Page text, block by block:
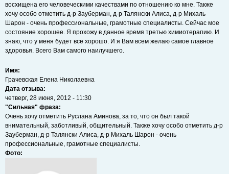
восхищена его человеческими качествами по отношению ко мне. Также
хочу особо отметить д-р Зауберман, д-р Талянски Алиса, д-р Михаль
Шарон - очень профессиональные, грамотные специалисты. Сейчас мое
состояние хорошее. Я прохожу в данное время третью химиотерапию. И
знаю, что у меня будет все хорошо. И я Вам всем желаю самое главное
здоровья. Всего Вам самого наилучшего.
Имя:
Грачевская Елена Николаевна
Дата отзыва:
четверг, 28 июня, 2012 - 11:30
"Сильная" фраза:
Очень хочу отметить Руслана Аминова, за то, что он был такой
внимательный, заботливый, общительный. Также хочу особо отметить д-р
Зауберман, д-р Талянски Алиса, д-р Михаль Шарон - очень
профессиональные, грамотные специалисты.
Фото: